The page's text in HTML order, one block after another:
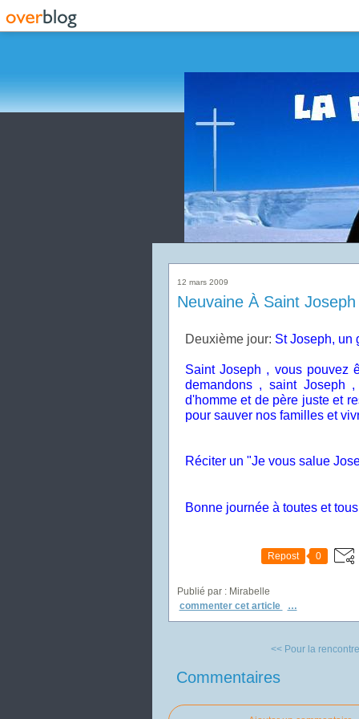
12 mars 2009
Neuvaine À Saint Joseph
Deuxième jour: St Joseph, un
Saint Joseph , vous pouvez
demandons , saint Joseph
d'homme et de père juste et
pour sauver nos familles et
Réciter un "Je vous salue
Bonne journée à toutes et
Repost 0
Publié par : Mirabelle
commenter cet article
…
<< Pour la
Commentaires